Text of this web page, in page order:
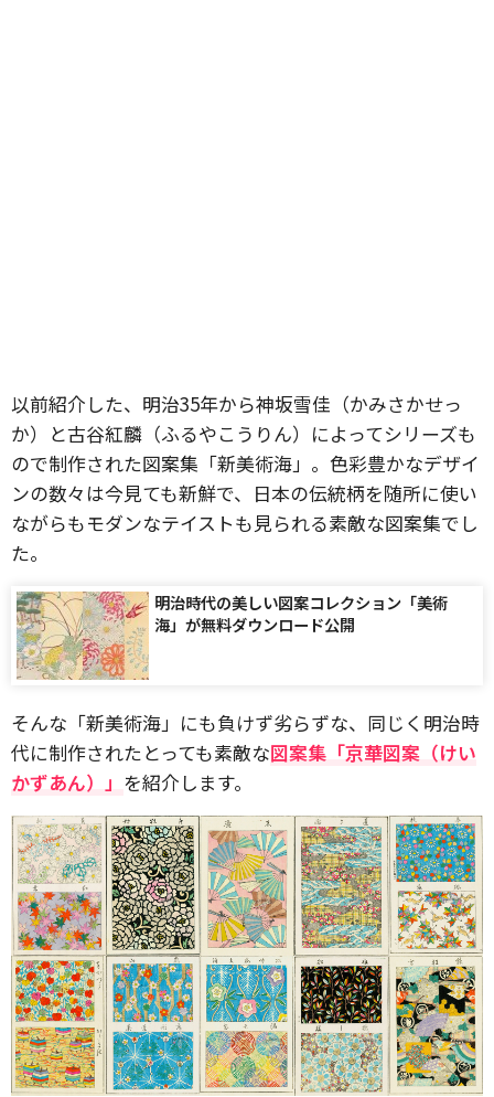
以前紹介した、明治35年から神坂雪佳（かみさかせっ
か）と古谷紅麟（ふるやこうりん）によってシリーズも
ので制作された図案集「新美術海」。色彩豊かなデザイ
ンの数々は今見ても新鮮で、日本の伝統柄を随所に使い
ながらもモダンなテイストも見られる素敵な図案集でし
た。
明治時代の美しい図案コレクション「美術
海」が無料ダウンロード公開
そんな「新美術海」にも負けず劣らずな、同じく明治時
代に制作されたとっても素敵な図案集「京華図案（けい
かずあん）」 を紹介します。